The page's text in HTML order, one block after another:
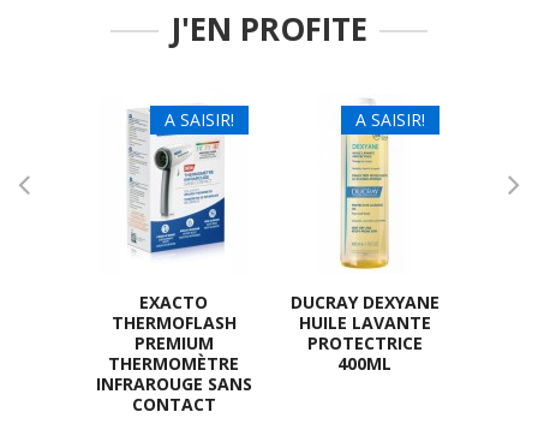
J'EN PROFITE
A SAISIR!
EXACTO
THERMOFLASH
PREMIUM
THERMOMÈTRE
INFRAROUGE SANS
CONTACT
A SAISIR!
DUCRAY DEXYANE
HUILE LAVANTE
PROTECTRICE
400ML